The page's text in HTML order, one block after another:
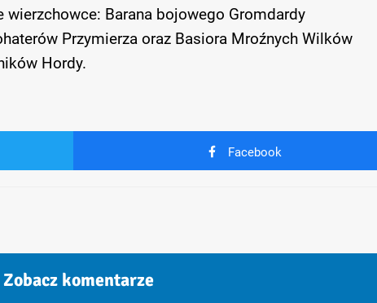
wierzchowce: Barana bojowego Gromdardy
Przymierza oraz Basiora Mroźnych Wilków
Hordy.
Facebook
Zobacz komentarze